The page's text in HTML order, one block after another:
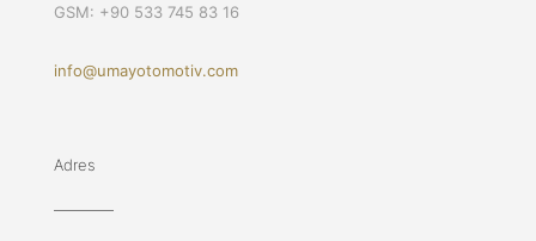
GSM: +90 533 745 83 16
info@umayotomotiv.com
Adres